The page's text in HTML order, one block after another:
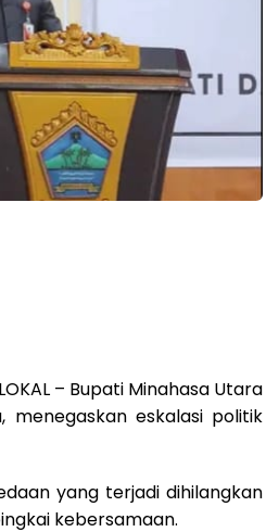
LOKAL – Bupati Minahasa Utara
menegaskan eskalasi politik
yang terjadi dihilangkan
kebersamaan.